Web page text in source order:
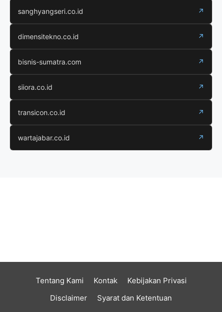
sanghyangseri.co.id ↗
dimensitekno.co.id ↗
bisnis-sumatra.com ↗
siiora.co.id ↗
transicon.co.id ↗
wartajabar.co.id ↗
Tentang Kami Kontak
Kebijakan Privasi
Disclaimer
Syarat dan Ketentuan